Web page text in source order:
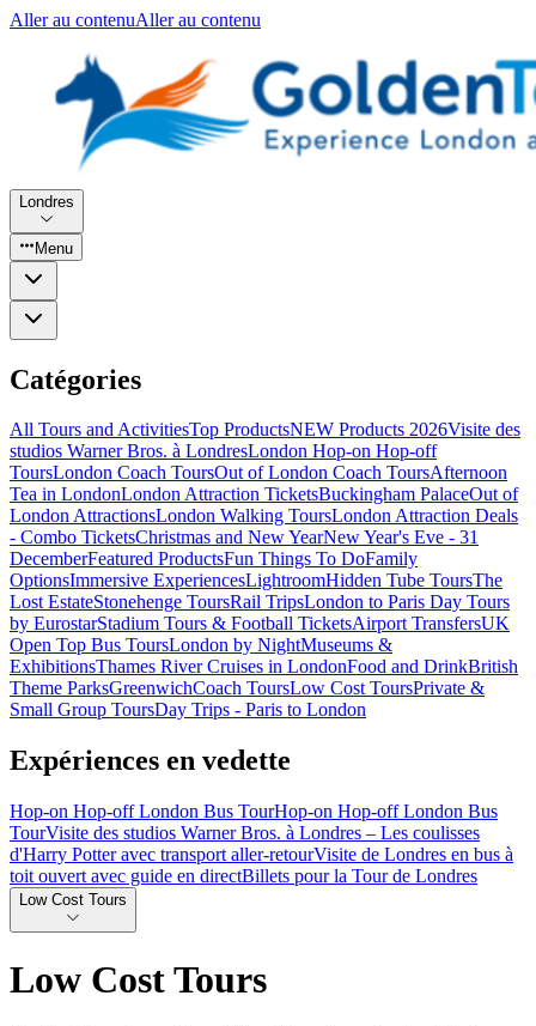
Aller au contenuAller au contenu
Londres
Menu
Catégories
All Tours and ActivitiesTop ProductsNEW Products 2026Visite des
studios Warner Bros. à LondresLondon Hop-on Hop-off
ToursLondon Coach ToursOut of London Coach ToursAfternoon
Tea in LondonLondon Attraction TicketsBuckingham PalaceOut of
London AttractionsLondon Walking ToursLondon Attraction Deals
- Combo TicketsChristmas and New YearNew Year's Eve - 31
DecemberFeatured ProductsFun Things To DoFamily
OptionsImmersive ExperiencesLightroomHidden Tube ToursThe
Lost EstateStonehenge ToursRail TripsLondon to Paris Day Tours
by EurostarStadium Tours & Football TicketsAirport TransfersUK
Open Top Bus ToursLondon by NightMuseums &
ExhibitionsThames River Cruises in LondonFood and DrinkBritish
Theme ParksGreenwichCoach ToursLow Cost ToursPrivate &
Small Group ToursDay Trips - Paris to London
Expériences en vedette
Hop-on Hop-off London Bus TourHop-on Hop-off London Bus
TourVisite des studios Warner Bros. à Londres – Les coulisses
d'Harry Potter avec transport aller-retourVisite de Londres en bus à
toit ouvert avec guide en directBillets pour la Tour de Londres
Low Cost Tours
Low Cost Tours